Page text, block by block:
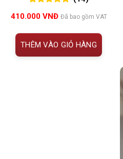
đánh giá
410.000 VNĐ Đã bao gồm VAT
THÊM VÀO GIỎ HÀNG